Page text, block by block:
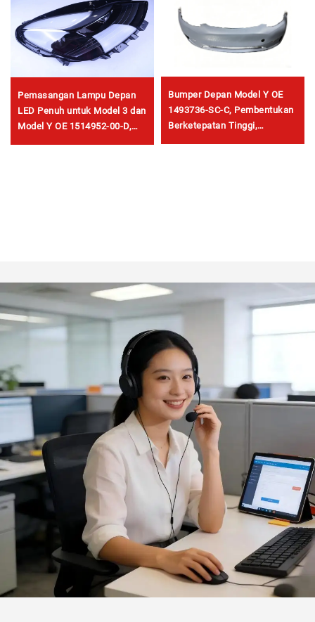
Pemasangan Lampu Depan
LED Penuh untuk Model 3 dan
Model Y OE 1514952-00-D,
Bumper Depan Model Y OE
1493736-SC-C, Pembentukan
Berketepatan Tinggi,